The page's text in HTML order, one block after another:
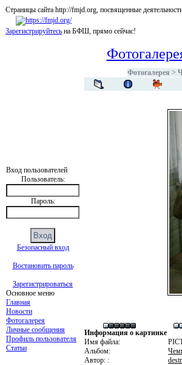
Страницы сайта http://fmjd.org, посвященные
Зарегистрируйтесь на БФШ, прямо сейчас!
Вход пользователей
Пользователь:
Пароль:
Безопасный вход
Востановить пароль
Зарегистрироваться
Основное меню
Главная
Новости
Фотогалерея
Личные сообщения
Профиль пользователя
Статьи
Фотогалерея >
Информация о картинке
Имя файла:
Альбом:
Автор: :